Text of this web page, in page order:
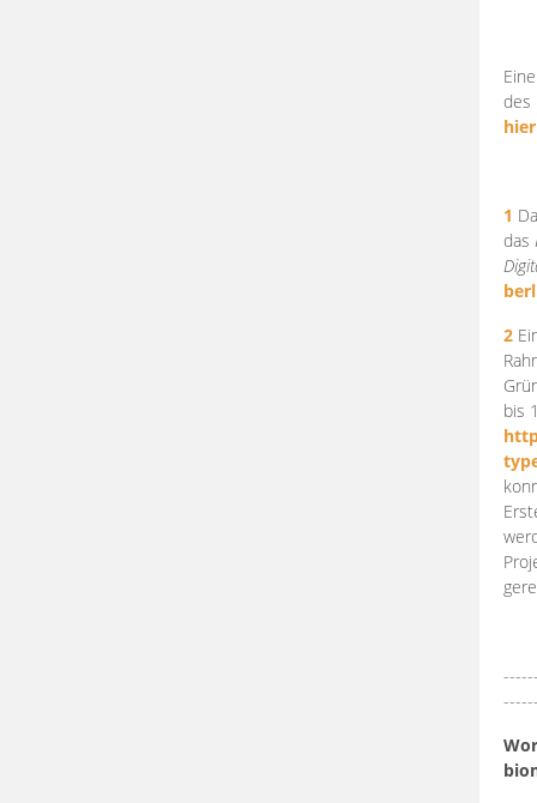
des
hier
1
das
2
bis